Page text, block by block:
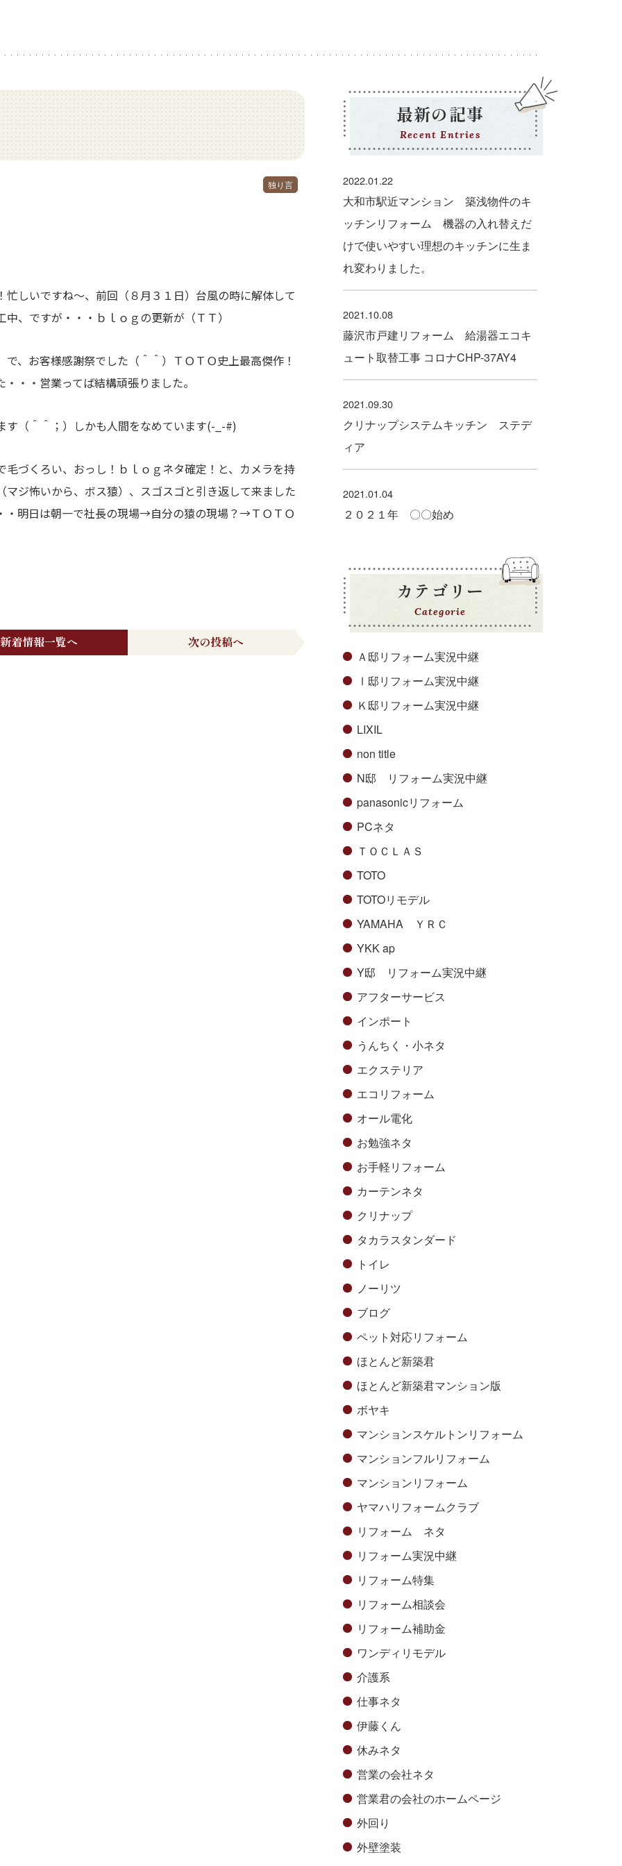
独り言
しいですね～、前回（８月３１日）台風の時に解体して
、ですが・・・ｂｌｏｇの更新が（ＴＴ）
、お客様感謝祭でした（＾＾）ＴＯＴＯ史上最高傑作！
・・営業ってば結構頑張りました。
（＾＾；）しかも人間をなめています(-_-#)
づくろい、おっし！ｂｌｏｇネタ確定！と、カメラを持
ジ怖いから、ボス猿）、スゴスゴと引き返して来ました
・明日は朝一で社長の現場→自分の猿の現場？→ＴＯＴＯ
新着情報一覧へ 次の投稿へ
最新の記事
Recent Entries
2022.01.22
大和市駅近マンション 築浅物件のキ
ッチンリフォーム 機器の入れ替えだ
けで使いやすい理想のキッチンに生ま
れ変わりました。
2021.10.08
藤沢市戸建リフォーム 給湯器エコキ
ュート取替工事 コロナCHP-37AY4
2021.09.30
クリナップシステムキッチン ステデ
ィア
2021.01.04
２０２１年 〇〇始め
カテゴリー
Categorie
Ａ邸リフォーム実況中継
Ⅰ邸リフォーム実況中継
Ｋ邸リフォーム実況中継
LIXIL
non title
N邸 リフォーム実況中継
panasonicリフォーム
PCネタ
ＴＯＣＬＡＳ
TOTO
TOTOリモデル
YAMAHA ＹＲＣ
YKK ap
Y邸 リフォーム実況中継
アフターサービス
インポート
うんちく・小ネタ
エクステリア
エコリフォーム
オール電化
お勉強ネタ
お手軽リフォーム
カーテンネタ
クリナップ
タカラスタンダード
トイレ
ノーリツ
ブログ
ペット対応リフォーム
ほとんど新築君
ほとんど新築君マンション版
ボヤキ
マンションスケルトンリフォーム
マンションフルリフォーム
マンションリフォーム
ヤマハリフォームクラブ
リフォーム ネタ
リフォーム実況中継
リフォーム特集
リフォーム相談会
リフォーム補助金
ワンディリモデル
介護系
仕事ネタ
伊藤くん
休みネタ
営業の会社ネタ
営業君の会社のホームページ
外回り
外壁塗装